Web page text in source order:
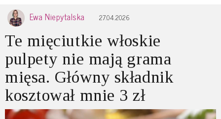
Ewa Niepytalska 27.04.2026
Te mięciutkie włoskie
pulpety nie mają grama
mięsa. Główny składnik
kosztował mnie 3 zł